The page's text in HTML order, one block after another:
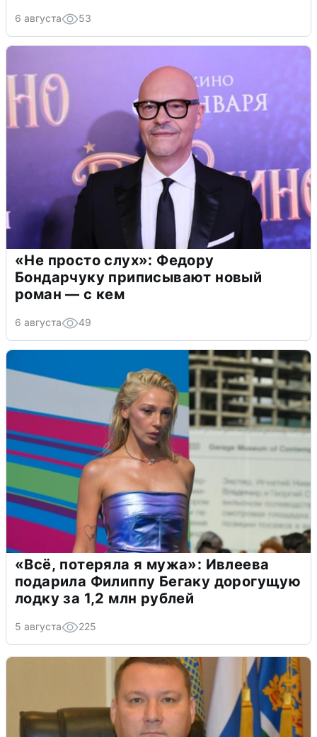
6 августа 53
«Не просто слух»: Федору
Бондарчуку приписывают новый
роман — с кем
6 августа 49
«Всё, потеряла я мужа»: Ивлеева
подарила Филиппу Бегаку дорогущую
лодку за 1,2 млн рублей
5 августа 225